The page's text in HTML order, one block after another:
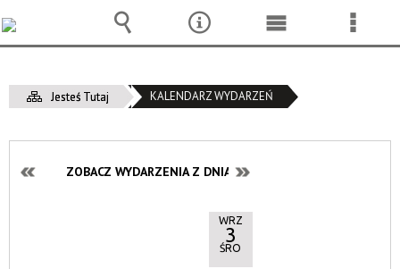
Jesteś Tutaj KALENDARZ WYDARZEŃ
ZOBACZ WYDARZENIA Z DNIA:
WRZ
3
ŚRO
Wyszukiwarka
NarzędziaMenu
Menu